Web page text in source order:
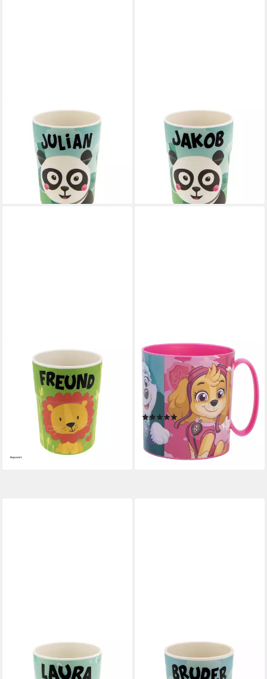
HTI-LIVING
Tasse Kinderbecher
Namensbecher Julian, 1-tlg.,
Kunststoff, Trinkbecher
Saftbecher Milchbecher
10,07 €
lieferbar - in 4-5 Werktagen bei dir
HTI-LIVING
Tasse Kinderbecher
Namensbecher Jakob, 1-tlg.,
Kunststoff, Trinkbecher
Saftbecher Milchbecher
10,07 €
lieferbar - in 4-5 Werktagen bei dir
HTI-LIVING
Tasse Kinderbecher Freund,
1-tlg., Kunststoff, Trinkbecher
Saftbecher Milchbecher
10,07 €
lieferbar - in 4-5 Werktagen bei dir
STORLINE
Tasse Paw Patrol
Mikrowellengeeigneter
Kunststoffbecher 390 ml,
Kunststoff
(1)
ab 6,95 € 14,95 €
-54%
lieferbar - in 4-5 Werktagen bei dir
HTI-LIVING
Tasse Kinderbecher
Namensbecher Laura, 1-tlg.,
HTI-LIVING
Tasse Kinderbecher Bruder,
1-tlg., Kunststoff, Trinkbecher